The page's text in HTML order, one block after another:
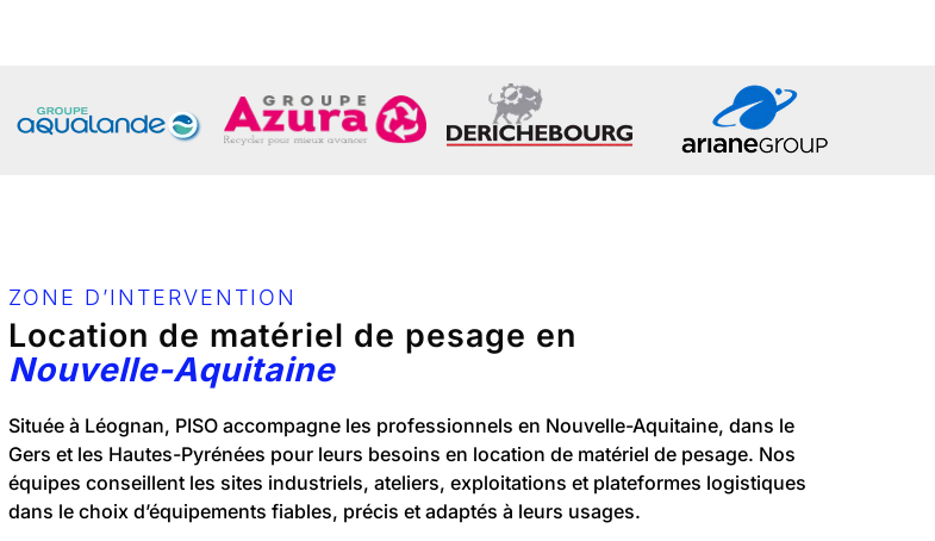
ZONE D’INTERVENTION
Location de matériel de pesage en
Nouvelle-Aquitaine
Située à Léognan, PISO accompagne les professionnels en Nouvelle-Aquitaine, dans le
Gers et les Hautes-Pyrénées pour leurs besoins en location de matériel de pesage. Nos
équipes conseillent les sites industriels, ateliers, exploitations et plateformes logistiques
dans le choix d’équipements fiables, précis et adaptés à leurs usages.